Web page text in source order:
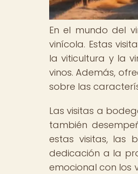
En el mundo del
vinícola. Estas
la viticultura y la
vinos. Además,
sobre las
Las visitas a
también
estas visitas, las
dedicación a la
emocional con los